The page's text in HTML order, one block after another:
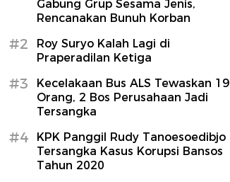
Gabung Grup Sesama Jenis,
Rencanakan Bunuh Korban
#2
Roy Suryo Kalah Lagi di
Praperadilan Ketiga
#3
Kecelakaan Bus ALS Tewaskan 19
Orang, 2 Bos Perusahaan Jadi
Tersangka
#4
KPK Panggil Rudy Tanoesoedibjo
Tersangka Kasus Korupsi Bansos
Tahun 2020